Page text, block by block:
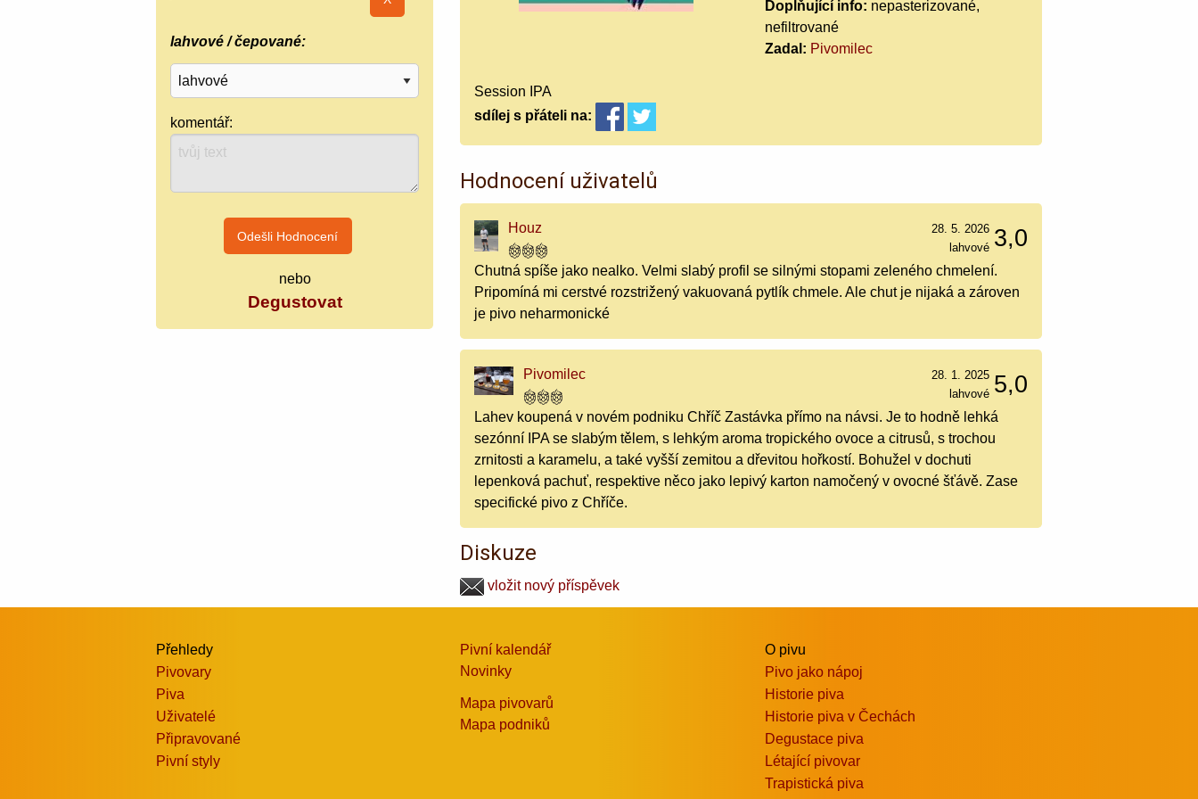
lahvové / čepované:
komentář:
nebo
Degustovat
Doplňující info: nepasterizované,
nefiltrované
Zadal: Pivomilec
Session IPA
sdílej s přáteli na:
Hodnocení uživatelů
Houz 3,0
28. 5. 2026
lahvové
Chutná spíše jako nealko. Velmi slabý profil se silnými stopami zeleného chmelení.
Pripomíná mi cerstvé rozstrižený vakuovaná pytlík chmele. Ale chut je nijaká a zároven
je pivo neharmonické
Pivomilec 5,0
28. 1. 2025
lahvové
Lahev koupená v novém podniku Chříč Zastávka přímo na návsi. Je to hodně lehká
sezónní IPA se slabým tělem, s lehkým aroma tropického ovoce a citrusů, s trochou
zrnitosti a karamelu, a také vyšší zemitou a dřevitou hořkostí. Bohužel v dochuti
lepenková pachuť, respektive něco jako lepivý karton namočený v ovocné šťávě. Zase
specifické pivo z Chříče.
Diskuze
vložit nový příspěvek
Přehledy
Pivovary
Piva
Uživatelé
Připravované
Pivní styly
Pivní kalendář
Novinky
Mapa pivovarů
Mapa podniků
O pivu
Pivo jako nápoj
Historie piva
Historie piva v Čechách
Degustace piva
Létající pivovar
Trapistická piva